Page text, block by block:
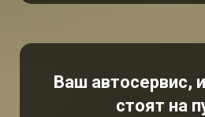
Ваш автосервис,
стоят на